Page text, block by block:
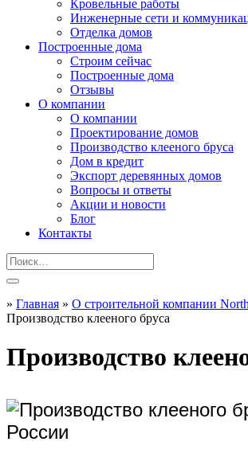
Кровельные работы
Инженерные сети и
Отделка домов
Построенные дома
Строим сейчас
Построенные дома
Отзывы
О компании
О компании
Проектирование домов
Производство клееного бруса
Дом в кредит
Экспорт деревянных домов
Вопросы и ответы
Акции и новости
Блог
Контакты
» Главная » О строительной компании
Производство клееного бруса
Производство